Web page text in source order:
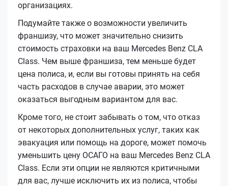
организациях.
Подумайте также о возможности увеличить
франшизу, что может значительно снизить
стоимость страховки на ваш Mercedes Benz CLA
Class. Чем выше франшиза, тем меньше будет
цена полиса, и, если вы готовы принять на себя
часть расходов в случае аварии, это может
оказаться выгодным вариантом для вас.
Кроме того, не стоит забывать о том, что отказ
от некоторых дополнительных услуг, таких как
эвакуация или помощь на дороге, может помочь
уменьшить цену ОСАГО на ваш Mercedes Benz CLA
Class. Если эти опции не являются критичными
для вас, лучше исключить их из полиса, чтобы